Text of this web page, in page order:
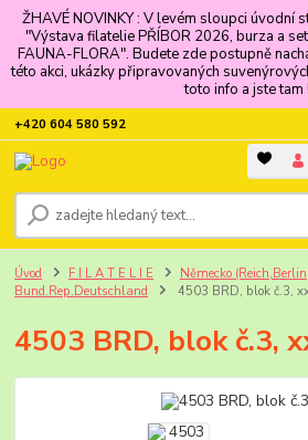
ŽHAVÉ NOVINKY : V levém sloupci úvodní
"Výstava filatelie PŘÍBOR 2026, burza a
FAUNA-FLORA". Budete zde postupně
této akci, ukázky připravovaných
toto info a jste tam !
+420 604 580 592
Úvod F I L A T E L I E
Německo
Bund.Rep.Deutschland
4503 BRD, blok č.3,
4503 BRD, blok č.3,